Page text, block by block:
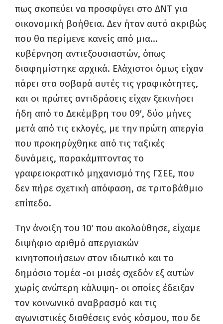
πως σκοπεύει να προσφύγει στο ΔΝΤ για
οικονομική βοήθεια. Δεν ήταν αυτό ακριβώς
που θα περίμενε κανείς από μια…
κυβέρνηση αντιεξουσιαστών, όπως
διαφημίστηκε αρχικά. Ελάχιστοι όμως είχαν
πάρει στα σοβαρά αυτές τις γραφικότητες,
και οι πρώτες αντιδράσεις είχαν ξεκινήσει
ήδη από το Δεκέμβρη του 09′, δύο μήνες
μετά από τις εκλογές, με την πρώτη απεργία
που προκηρύχθηκε από τις ταξικές
δυνάμεις, παρακάμπτοντας το
γραφειοκρατικό μηχανισμό της ΓΣΕΕ, που
δεν πήρε σχετική απόφαση, σε τριτοβάθμιο
επίπεδο.
Την άνοιξη του 10′ που ακολούθησε, είχαμε
διψήφιο αριθμό απεργιακών
κινητοποιήσεων στον ιδιωτικό και το
δημόσιο τομέα -οι μισές σχεδόν εξ αυτών
χωρίς ανώτερη κάλυψη- οι οποίες έδειξαν
τον κοινωνικό αναβρασμό και τις
αγωνιστικές διαθέσεις ενός κόσμου, που δε